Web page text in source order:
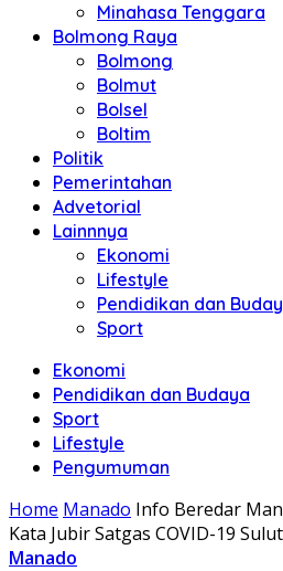
Minahasa Tenggara
Bolmong Raya
Bolmong
Bolmut
Bolsel
Boltim
Politik
Pemerintahan
Advetorial
Lainnnya
Ekonomi
Lifestyle
Pendidikan dan
Sport
Ekonomi
Pendidikan dan Budaya
Sport
Lifestyle
Pengumuman
Home Manado Info Beredar
Kata Jubir Satgas COVID-19 Sulut
Manado